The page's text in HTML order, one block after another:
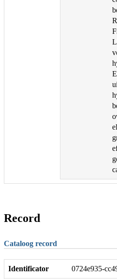
Record
Cataloog record
Identificator 0724e935-